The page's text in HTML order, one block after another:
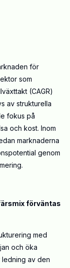
för
som
(CAGR)
av strukturella
fokus på
och kost. Inom
marknaderna
genom
förväntas
med
och öka
ledning av den